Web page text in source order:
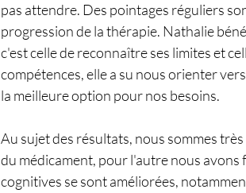
pas attendre. Des pointages réguliers
progression de la thérapie. Nathalie
c'est celle de reconnaître ses limites et
compétences, elle a su nous orienter
la meilleure option pour nos besoins.
Au sujet des résultats, nous sommes
du médicament, pour l'autre nous
cognitives se sont améliorées,